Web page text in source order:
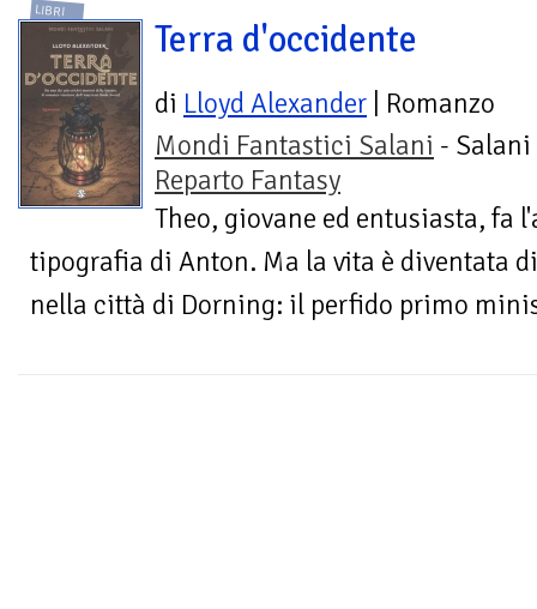
LIBRI
Terra d'occidente
di Lloyd Alexander | Romanzo
Mondi Fantastici Salani - Salani
Reparto Fantasy
Theo, giovane ed entusiasta, fa
tipografia di Anton. Ma la vita è diventata
nella città di Dorning: il perfido primo